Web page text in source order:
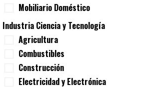
Mobiliario Doméstico
Industria Ciencia y Tecnología
Agricultura
Combustibles
Construcción
Electricidad y Electrónica